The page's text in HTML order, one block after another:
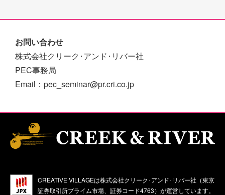
お問い合わせ
株式会社クリーク･アンド･リバー社
PEC事務局
Email：pec_seminar@pr.cri.co.jp
CREATIVE VILLAGEは株式会社クリーク･アンド･リバー社（東京
証券取引所プライム市場、証券コード4763）が運営しています。